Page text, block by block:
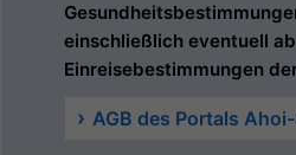
einschließlich eventuell
Einreisebestimmungen
AGB des Portals